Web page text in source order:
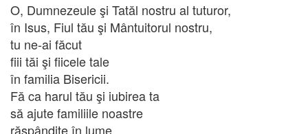
O, Dumnezeule şi Tatăl nostru al tuturor,
în Isus, Fiul tău şi Mântuitorul nostru,
tu ne-ai făcut
fiii tăi şi fiicele tale
în familia Bisericii.
Fă ca harul tău şi iubirea ta
să ajute familiile noastre
răspândite în lume